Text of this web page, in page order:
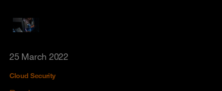
25 March 2022
Cloud Security